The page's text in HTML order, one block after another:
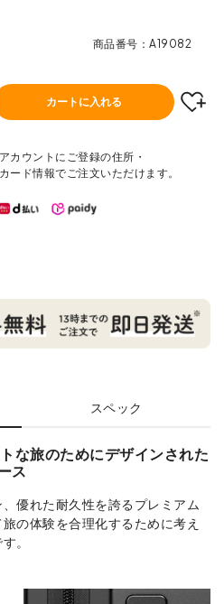
商品番号 A19082
カートに入れる
カウントにご登録の住所・
ード情報でご注文いただけます。
スペック
な旅のためにデザインされた
ス
優れた耐久性を誇るプレミアム
の体験を合理化するために考え
。